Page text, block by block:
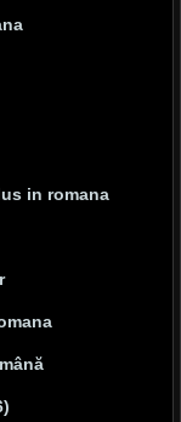
in romana